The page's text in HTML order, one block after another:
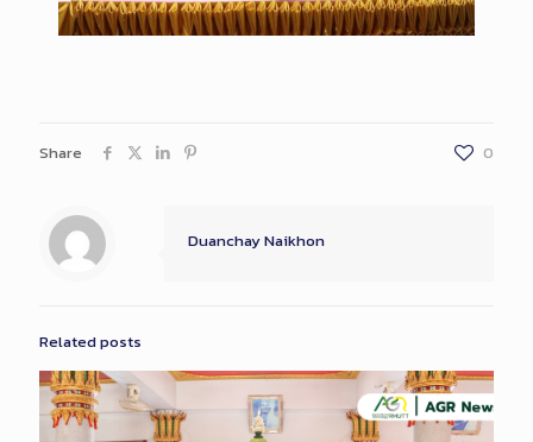
Share 0
Duanchay Naikhon
Related posts